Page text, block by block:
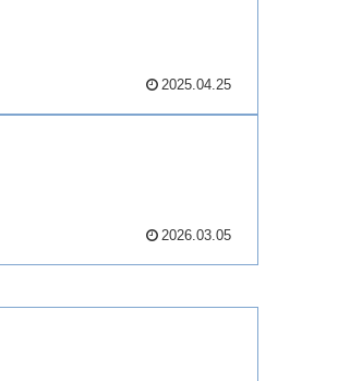
2025.04.25
2026.03.05